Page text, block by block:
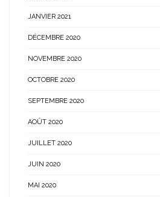
JANVIER 2021
DÉCEMBRE 2020
NOVEMBRE 2020
OCTOBRE 2020
SEPTEMBRE 2020
AOÛT 2020
JUILLET 2020
JUIN 2020
MAI 2020